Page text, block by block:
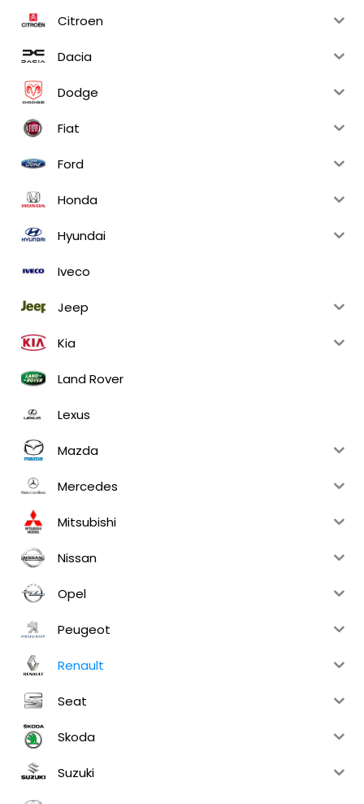
Citroen
Dacia
Dodge
Fiat
Ford
Honda
Hyundai
Iveco
Jeep
Kia
Land Rover
Lexus
Mazda
Mercedes
Mitsubishi
Nissan
Opel
Peugeot
Renault
Seat
Skoda
Suzuki